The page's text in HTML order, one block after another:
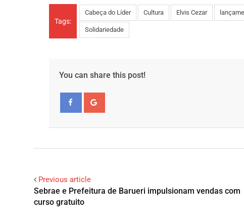
Tags:
Cabeça do Líder Cultura Elvis Cezar
Solidariedade
You can share this post!
Previous article
Sebrae e Prefeitura de Barueri impulsionam vendas com
curso gratuito